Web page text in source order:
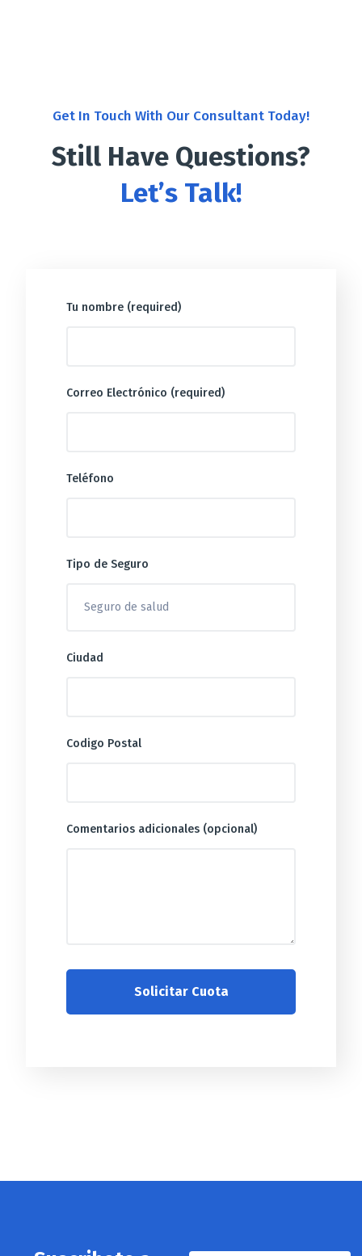
Get In Touch With Our Consultant Today!
Still Have Questions?
Let’s Talk!
Tu nombre (required)
Correo Electrónico (required)
Teléfono
Tipo de Seguro
Ciudad
Codigo Postal
Comentarios adicionales (opcional)